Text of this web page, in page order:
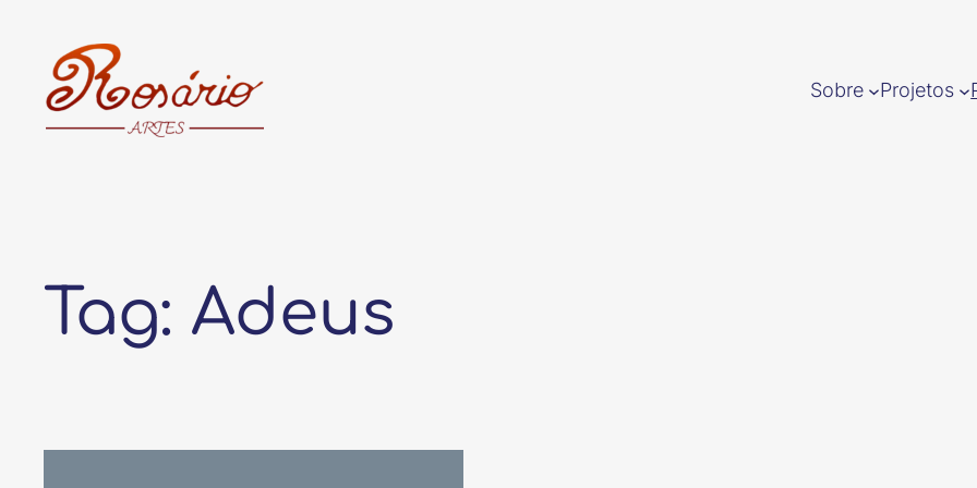
conteúdo
Sobre Projetos
Tag: Adeus